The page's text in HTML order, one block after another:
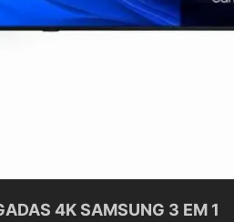
RIFA DE UMA TV 50' POLEGADAS 4K SAMSUNG 3 EM 1